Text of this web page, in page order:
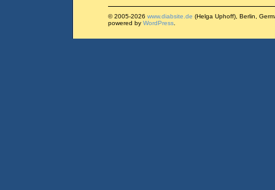
© 2005-2026 www.diabsite.de (Helga Uphoff), Berlin,
powered by WordPress.